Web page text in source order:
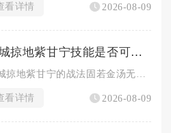
看详情 2026-08-09
攻城掠地紫甘宁技能是否可以对敌方造成控制
攻城掠地紫甘宁的战法固若金汤无法对敌方造成任何控制效果，武将...
看详情 2026-08-09